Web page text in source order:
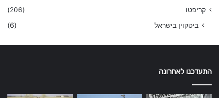
קריפטו
(206)
ביטקוין בישראל (6)
התעדכנו לאחרונה